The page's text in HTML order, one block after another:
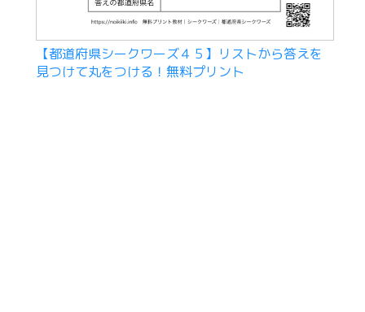
【都道府県シークワーズ４５】リストから答えを
見つけて丸をつける！無料プリント